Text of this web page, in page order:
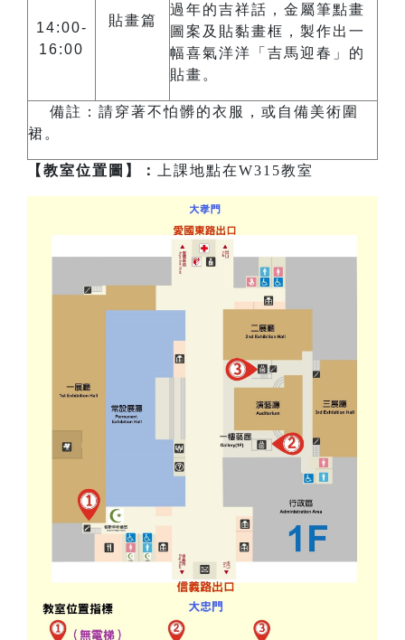
14:00-
16:00
貼畫篇
過年的吉祥話，金屬筆點畫
圖案及貼黏畫框，製作出一
幅喜氣洋洋「吉馬迎春」的
貼畫。
備註：請穿著不怕髒的衣服，或自備美術圍
裙。
【教室位置圖】： 上課地點在W315教室